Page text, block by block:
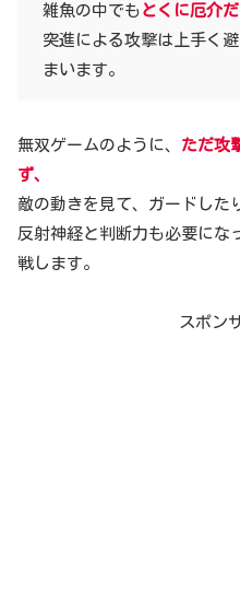
雑魚の中でも とくに厄介
突進による攻撃は上手く
まいます。
無双ゲームのように、 ただ攻
ず、
敵の動きを見て、ガードした
反射神経と判断力も必要にな
戦します。
スポン